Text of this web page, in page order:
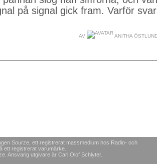
på signal gick fram. Varför
AV ANITHA
Sourze, ett registrerat massmedium hos Radio- och
ett registrerat varumärke.
Ansvarig utgivare är Carl Olof Schlyter.